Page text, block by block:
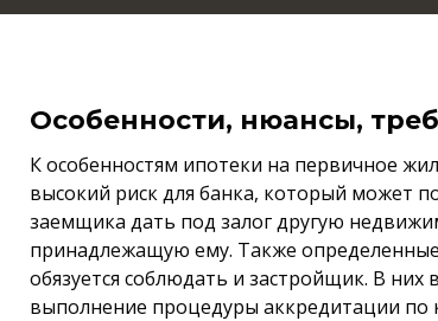
Особенности, нюансы,
К особенностям ипотеки на первичное
высокий риск для банка, который может
заемщика дать под залог другую
принадлежащую ему. Также определенные
обязуется соблюдать и застройщик. В них
выполнение процедуры аккредитации по